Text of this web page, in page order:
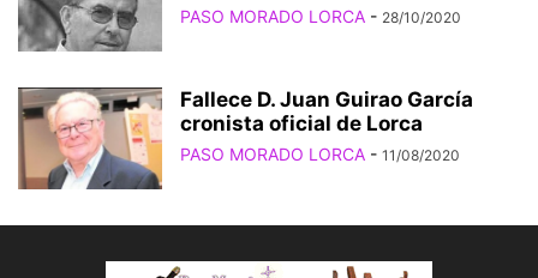
PASO MORADO LORCA - 28/10/2020
Fallece D. Juan Guirao García
cronista oficial de Lorca
PASO MORADO LORCA - 11/08/2020